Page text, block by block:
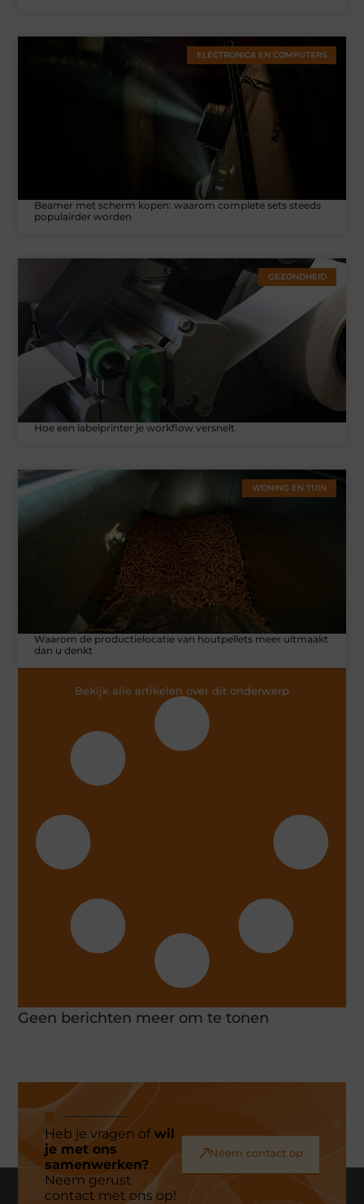
ELECTRONICA EN COMPUTERS
Beamer met scherm kopen: waarom complete sets steeds
populairder worden
GEZONDHEID
Hoe een labelprinter je workflow versnelt
WONING EN TUIN
Waarom de productielocatie van houtpellets meer uitmaakt
dan u denkt
Bekijk alle artikelen over dit onderwerp
Geen berichten meer om te tonen
Heb je vragen ofwil
je met ons
samenwerken?
Neem gerust
contact met ons op!
Neem contact op